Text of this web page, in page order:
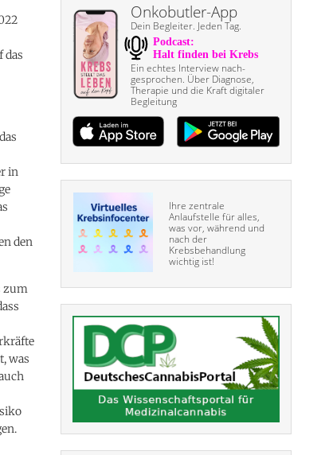
das
in
den
zum
was
Onkobutler-App
Dein Begleiter. Jeden Tag.
Ein echtes Interview nach­
gesprochen. Über Diagnose,
Therapie und die Kraft digitaler
Begleitung
Ihre zentrale
Anlaufstelle für alles,
was vor, während und
nach der
Krebsbehandlung
wichtig ist!